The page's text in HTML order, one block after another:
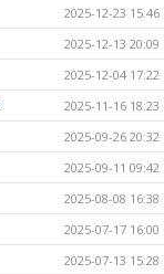
2025-12-23 15:46
2025-12-13 20:09
2025-12-04 17:22
2025-11-16 18:23
2025-09-26 20:32
2025-09-11 09:42
2025-08-08 16:38
2025-07-17 16:00
2025-07-13 15:28